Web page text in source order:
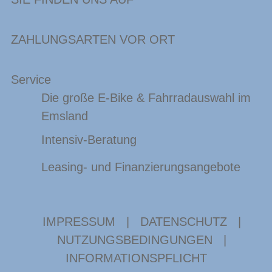
ZAHLUNGSARTEN VOR ORT
Service
Die große E-Bike & Fahrradauswahl im
Emsland
Intensiv-Beratung
Leasing- und Finanzierungsangebote
IMPRESSUM DATENSCHUTZ
NUTZUNGSBEDINGUNGEN
INFORMATIONSPFLICHT